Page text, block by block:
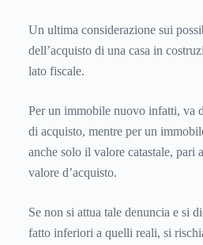
Un ultima considerazione sui
dell’acquisto di una casa in
lato fiscale.
Per un immobile nuovo infatti, va
di acquisto, mentre per un
anche solo il valore catastale, pari
valore d’acquisto.
Se non si attua tale denuncia e si
fatto inferiori a quelli reali, si